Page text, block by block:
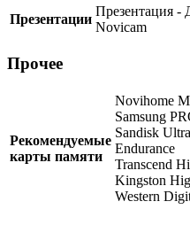
Презентации
Презентация
Novicam
Прочее
Рекомендуемые
карты памяти
Novihome
Samsung
Sandisk
Endurance
Transcend
Kingston
Western